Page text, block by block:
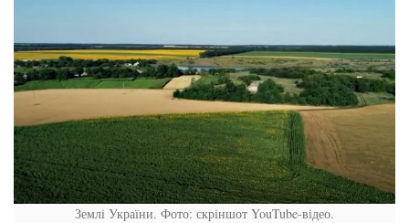
Землі України. Фото: скріншот YouTube-відео.